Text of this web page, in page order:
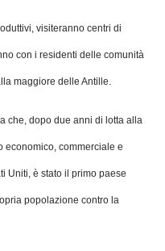
visiteranno centri di
con i residenti delle comunità
maggiore delle Antille.
che, dopo due anni di lotta alla
economico, commerciale e
Uniti, è stato il primo paese
popolazione contro la